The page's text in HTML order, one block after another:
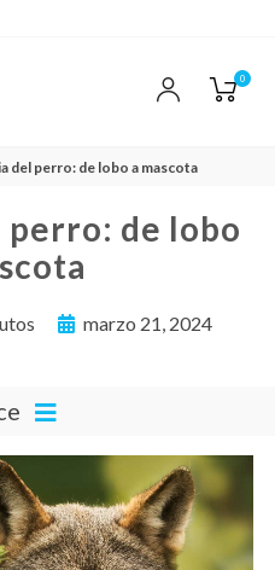
0
del perro: de lobo a mascota
de lobo
marzo 21, 2024